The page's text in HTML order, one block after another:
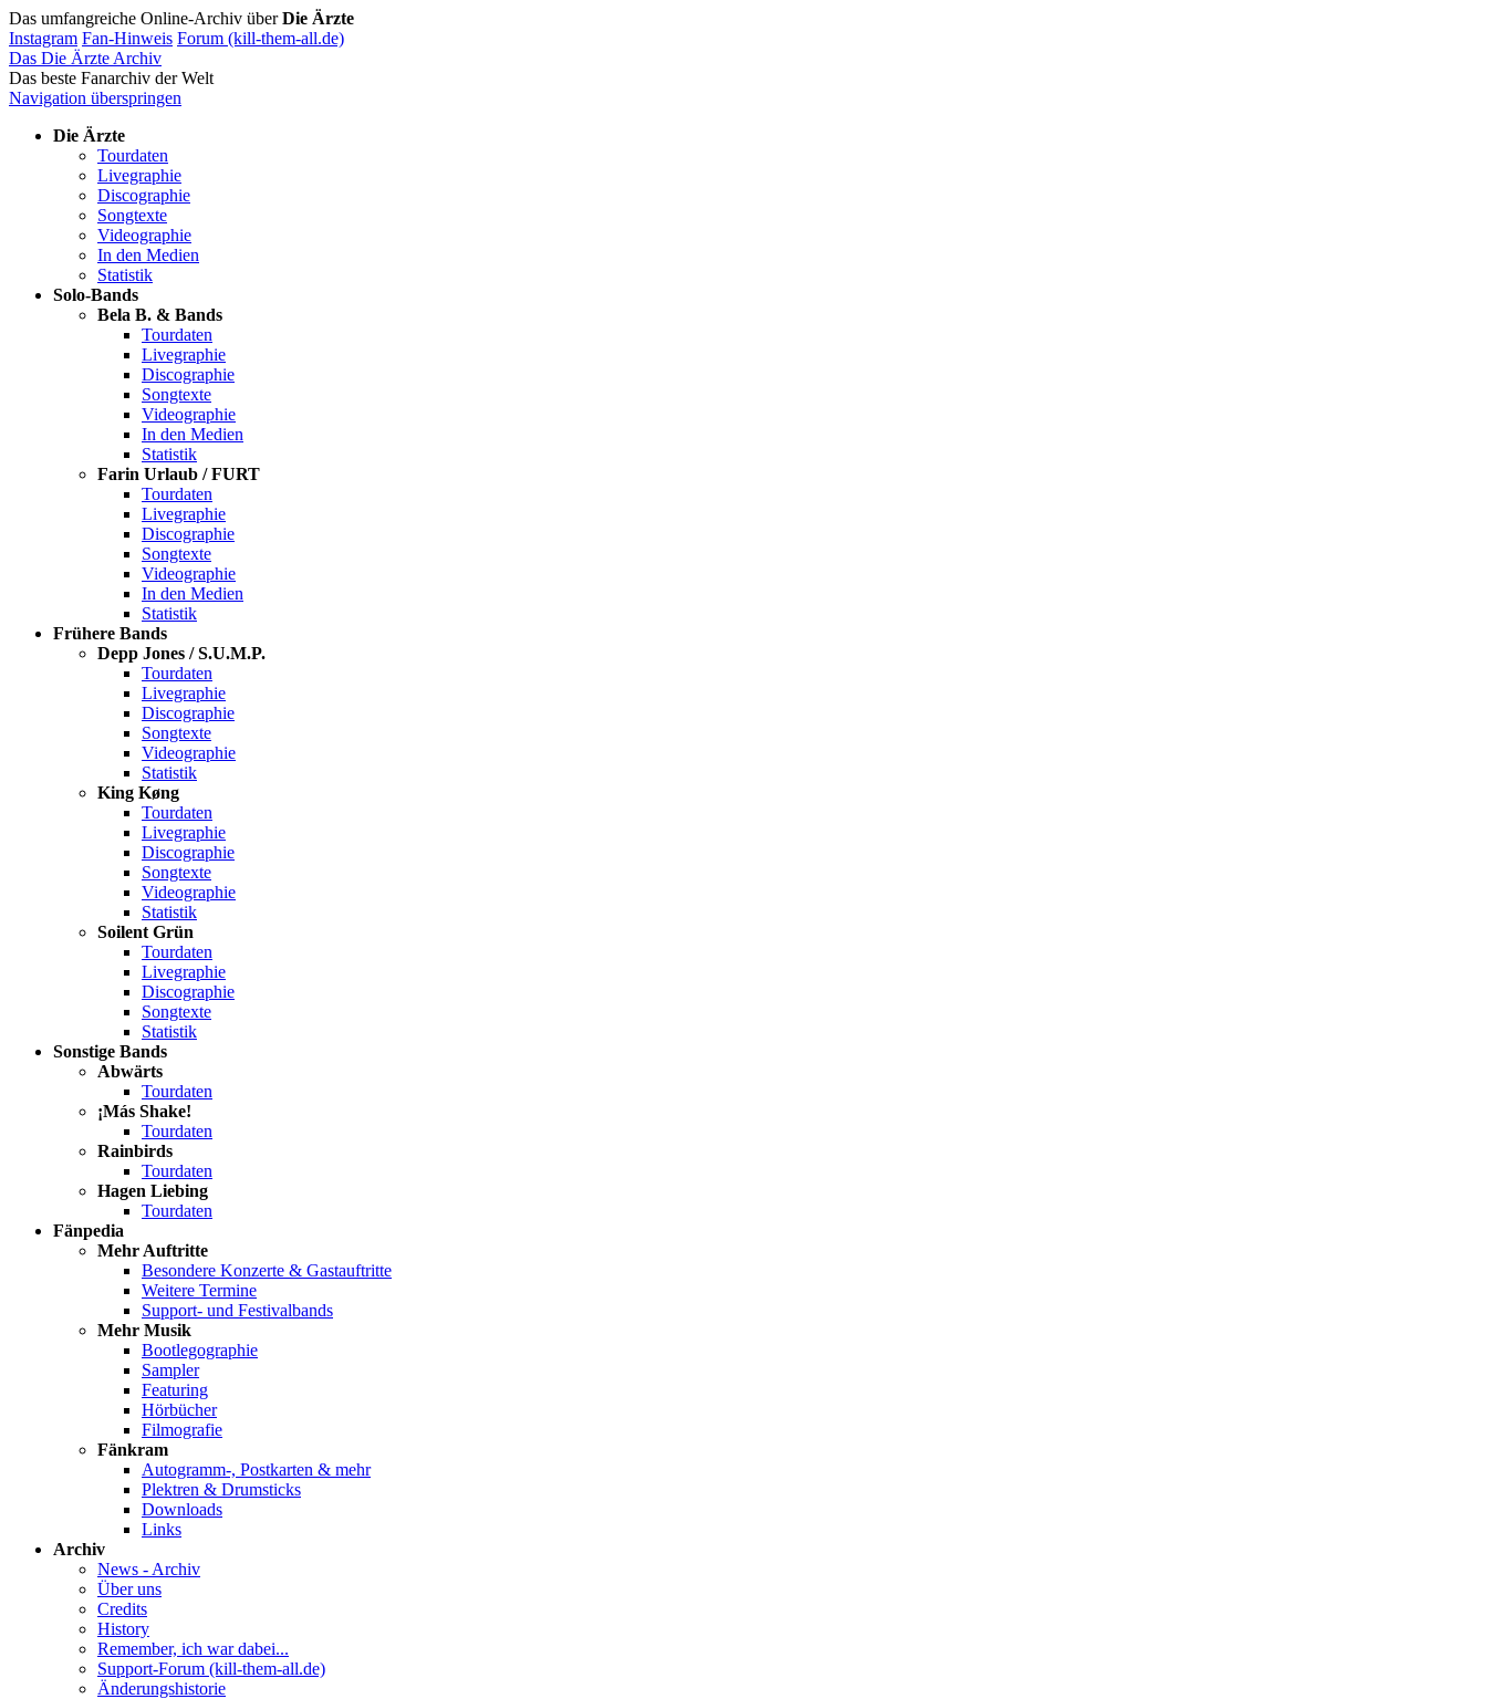
Das umfangreiche Online-Archiv überDie Ärzte
Instagram Fan-Hinweis Forum (kill-them-all.de)
Das Die Ärzte Archiv
Das beste Fanarchiv der Welt
Navigation überspringen
Die Ärzte
Tourdaten
Livegraphie
Discographie
Songtexte
Videographie
In den Medien
Statistik
Solo-Bands
Bela B. & Bands
Tourdaten
Livegraphie
Discographie
Songtexte
Videographie
In den Medien
Statistik
Farin Urlaub / FURT
Tourdaten
Livegraphie
Discographie
Songtexte
Videographie
In den Medien
Statistik
Frühere Bands
Depp Jones / S.U.M.P.
Tourdaten
Livegraphie
Discographie
Songtexte
Videographie
Statistik
King Køng
Tourdaten
Livegraphie
Discographie
Songtexte
Videographie
Statistik
Soilent Grün
Tourdaten
Livegraphie
Discographie
Songtexte
Statistik
Sonstige Bands
Abwärts
Tourdaten
¡Más Shake!
Tourdaten
Rainbirds
Tourdaten
Hagen Liebing
Tourdaten
Fänpedia
Mehr Auftritte
Besondere Konzerte & Gastauftritte
Weitere Termine
Support- und Festivalbands
Mehr Musik
Bootlegographie
Sampler
Featuring
Hörbücher
Filmografie
Fänkram
Autogramm-, Postkarten & mehr
Plektren & Drumsticks
Downloads
Links
Archiv
News - Archiv
Über uns
Credits
History
Remember, ich war dabei...
Support-Forum (kill-them-all.de)
Änderungshistorie